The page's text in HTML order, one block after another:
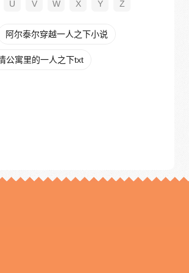
U V W X Y Z
阿尔泰尔穿越一人之下小说
公寓里的一人之下txt